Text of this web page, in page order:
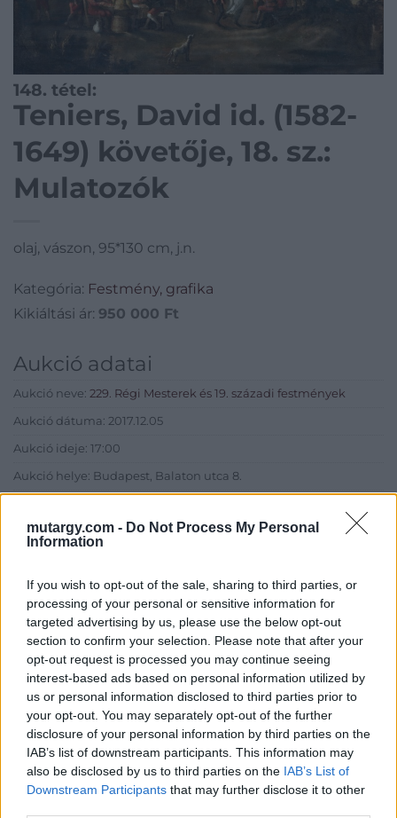
mutargy.com - Do Not Process My Personal
Information
If you wish to opt-out of the sale, sharing to third parties, or
processing of your personal or sensitive information for
targeted advertising by us, please use the below opt-out
section to confirm your selection. Please note that after your
opt-out request is processed you may continue seeing
interest-based ads based on personal information utilized by
us or personal information disclosed to third parties prior to
your opt-out. You may separately opt-out of the further
disclosure of your personal information by third parties on the
IAB’s list of downstream participants. This information may
also be disclosed by us to third parties on the IAB’s List of
Downstream Participants that may further disclose it to other
148. tétel:
Teniers, David id. (1582-
1649) követője, 18. sz.:
Mulatozók
olaj, vászon, 95*130 cm, j.n.
Kategória: Festmény, grafika
Kikiáltási ár: 950 000 Ft
Aukció adatai
Aukció neve: 229. Régi Mesterek és 19. századi festmények
Aukció dátuma: 2017.12.05
Aukció ideje: 17:00
Aukció helye: Budapest, Balaton utca 8.
Eladó:Nagyházi Galéria és
Aukciósház
Cím: Müller Márta
Nagyházi Galéria és Aukciósház
Kft.
1055 Budapest, Balaton utca 8.
Telefon: +361 475 6000 +361
4756005
Weboldal:
http://www.nagyhazi.hu